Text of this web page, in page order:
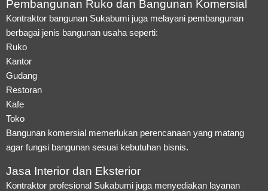
Pembangunan Ruko dan Bangunan Komersial
Kontraktor bangunan Sukabumi juga melayani pembangunan
berbagai jenis bangunan usaha seperti:
Ruko
Kantor
Gudang
Restoran
Kafe
Toko
Bangunan komersial memerlukan perencanaan yang matang
agar fungsi bangunan sesuai kebutuhan bisnis.
Jasa Interior dan Eksterior
Kontraktor profesional Sukabumi juga menyediakan layanan